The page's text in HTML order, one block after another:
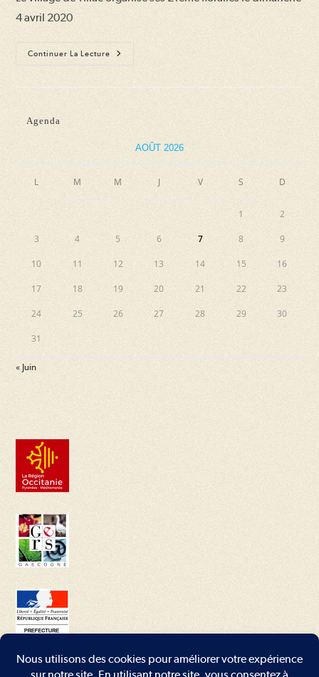
4 avril 2020
Continuer La Lecture
Floralies
(21ème
Agenda
AOÛT 2026
L M M J V S D
1 2
3 4 5 6 7 8 9
10 11 12 13 14 15 16
17 18 19 20 21 22 23
24 25 26 27 28 29 30
31
« Juin